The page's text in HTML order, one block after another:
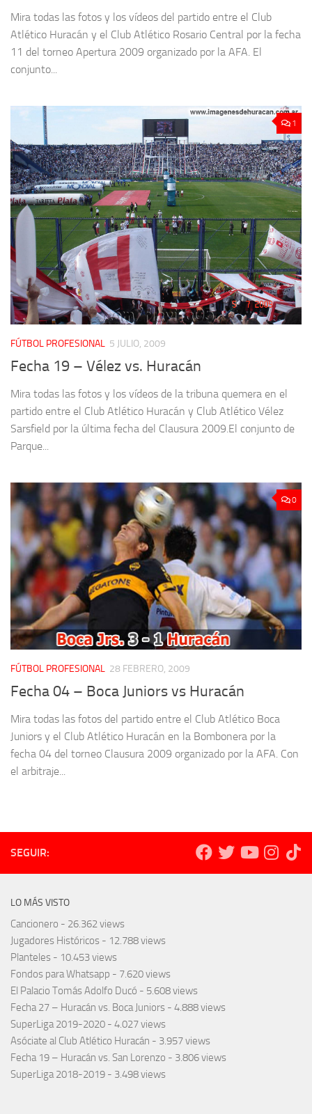
Mira todas las fotos y los vídeos del partido entre el Club
Atlético Huracán y el Club Atlético Rosario Central por la fecha
11 del torneo Apertura 2009 organizado por la AFA. El
conjunto...
1
FÚTBOL PROFESIONAL 5 JULIO, 2009
Fecha 19 – Vélez vs. Huracán
Mira todas las fotos y los vídeos de la tribuna quemera en el
partido entre el Club Atlético Huracán y Club Atlético Vélez
Sarsfield por la última fecha del Clausura 2009.El conjunto de
Parque...
0
FÚTBOL PROFESIONAL 28 FEBRERO, 2009
Fecha 04 – Boca Juniors vs Huracán
Mira todas las fotos del partido entre el Club Atlético Boca
Juniors y el Club Atlético Huracán en la Bombonera por la
fecha 04 del torneo Clausura 2009 organizado por la AFA. Con
el arbitraje...
SEGUIR:
LO MÁS VISTO
Cancionero - 26.362 views
Jugadores Históricos - 12.788 views
Planteles - 10.453 views
Fondos para Whatsapp - 7.620 views
El Palacio Tomás Adolfo Ducó - 5.608 views
Fecha 27 – Huracán vs. Boca Juniors - 4.888 views
SuperLiga 2019-2020 - 4.027 views
Asóciate al Club Atlético Huracán - 3.957 views
Fecha 19 – Huracán vs. San Lorenzo - 3.806 views
SuperLiga 2018-2019 - 3.498 views